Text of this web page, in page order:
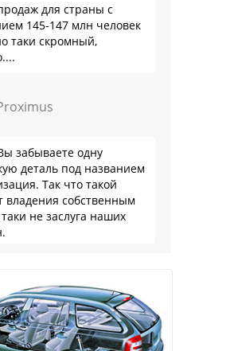
для страны с
145-147 млн человек
таки скромный,
забываете одну
деталь под названием
Так что такой
владения собственным
не заслуга наших